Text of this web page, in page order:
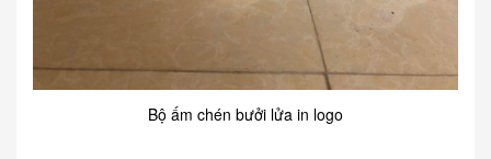
Bộ ấm chén bưởi lửa in logo